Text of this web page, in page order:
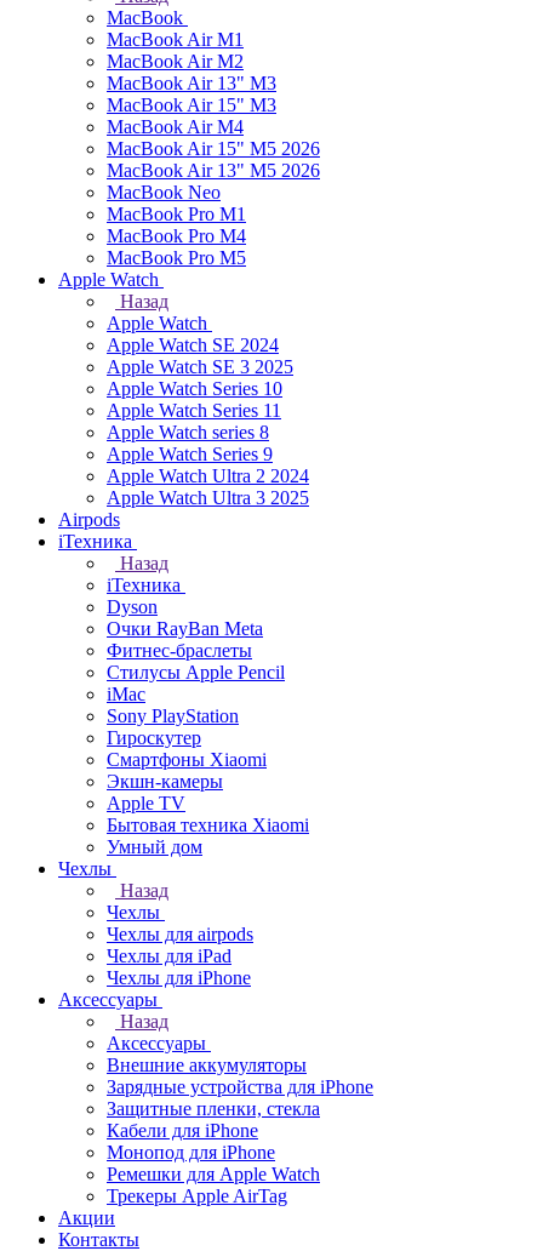
MacBook
MacBook Air M1
MacBook Air M2
MacBook Air 13" M3
MacBook Air 15" M3
MacBook Air M4
MacBook Air 15" М5 2026
MacBook Air 13" М5 2026
MacBook Neo
MacBook Pro M1
MacBook Pro M4
MacBook Pro M5
Apple Watch
Назад
Apple Watch
Apple Watch SE 2024
Apple Watch SE 3 2025
Apple Watch Series 10
Apple Watch Series 11
Apple Watch series 8
Apple Watch Series 9
Apple Watch Ultra 2 2024
Apple Watch Ultra 3 2025
Airpods
iТехника
Назад
iТехника
Dyson
Очки RayBan Meta
Фитнес-браслеты
Стилусы Apple Pencil
iMac
Sony PlayStation
Гироскутер
Смартфоны Xiaomi
Экшн-камеры
Apple TV
Бытовая техника Xiaomi
Умный дом
Чехлы
Назад
Чехлы
Чехлы для airpods
Чехлы для iPad
Чехлы для iPhone
Аксессуары
Назад
Аксессуары
Внешние аккумуляторы
Зарядные устройства для iPhone
Защитные пленки, стекла
Кабели для iPhone
Монопод для iPhone
Ремешки для Apple Watch
Трекеры Apple AirTag
Акции
Контакты